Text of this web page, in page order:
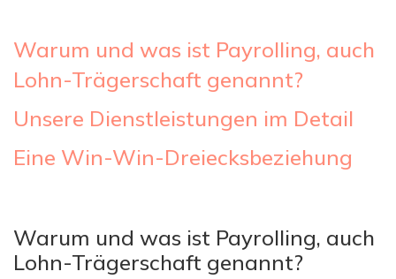
Warum und was ist Payrolling, auch
Lohn-Trägerschaft genannt?
Unsere Dienstleistungen im Detail
Eine Win-Win-Dreiecksbeziehung
Warum und was ist Payrolling, auch
Lohn-Trägerschaft genannt?